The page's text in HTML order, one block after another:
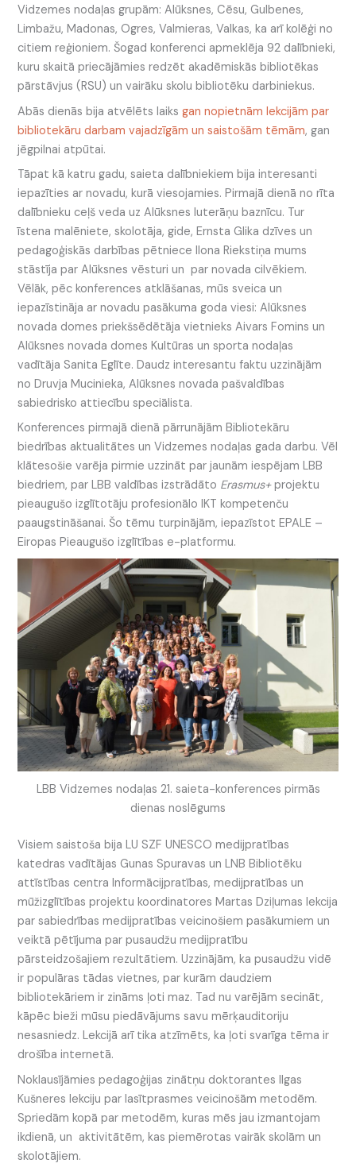
Vidzemes nodaļas grupām: Alūksnes, Cēsu, Gulbenes,
Limbažu, Madonas, Ogres, Valmieras, Valkas, ka arī kolēģi no
citiem reģioniem. Šogad konferenci apmeklēja 92 dalībnieki,
kuru skaitā priecājāmies redzēt akadēmiskās bibliotēkas
pārstāvjus (RSU) un vairāku skolu bibliotēku darbiniekus.
Abās dienās bija atvēlēts laiksgan nopietnām lekcijām par
bibliotekāru darbam vajadzīgām un saistošām tēmām, gan
jēgpilnai atpūtai.
Tāpat kā katru gadu, saieta dalībniekiem bija interesanti
iepazīties ar novadu, kurā viesojamies. Pirmajā dienā no rīta
dalībnieku ceļš veda uz Alūksnes luterāņu baznīcu. Tur
īstena malēniete, skolotāja, gide, Ernsta Glika dzīves un
pedagoģiskās darbības pētniece Ilona Riekstiņa mums
stāstīja par Alūksnes vēsturi un par novada cilvēkiem.
Vēlāk, pēc konferences atklāšanas, mūs sveica un
iepazīstināja ar novadu pasākuma goda viesi: Alūksnes
novada domes priekšsēdētāja vietnieks Aivars Fomins un
Alūksnes novada domes Kultūras un sporta nodaļas
vadītāja Sanita Eglīte. Daudz interesantu faktu uzzinājām
no Druvja Mucinieka, Alūksnes novada pašvaldības
sabiedrisko attiecību speciālista.
Konferences pirmajā dienā pārrunājām Bibliotekāru
biedrības aktualitātes un Vidzemes nodaļas gada darbu. Vēl
klātesošie varēja pirmie uzzināt par jaunām iespējam LBB
biedriem, par LBB valdības izstrādāto Erasmus+projektu
pieaugušo izglītotāju profesionālo IKT kompetenču
paaugstināšanai. Šo tēmu turpinājām, iepazīstot EPALE –
Eiropas Pieaugušo izglītības e-platformu.
LBB Vidzemes nodaļas 21. saieta-konferences pirmās
dienas noslēgums
Visiem saistoša bija LU SZF UNESCO medijpratības
katedras vadītājas Gunas Spuravas un LNB Bibliotēku
attīstības centra Informācijpratības, medijpratības un
mūžizglītības projektu koordinatores Martas Dziļumas lekcija
par sabiedrības medijpratības veicinošiem pasākumiem un
veiktā pētījuma par pusaudžu medijpratību
pārsteidzošajiem rezultātiem. Uzzinājām, ka pusaudžu vidē
ir populāras tādas vietnes, par kurām daudziem
bibliotekāriem ir zināms ļoti maz. Tad nu varējām secināt,
kāpēc bieži mūsu piedāvājums savu mērķauditoriju
nesasniedz. Lekcijā arī tika atzīmēts, ka ļoti svarīga tēma ir
drošība internetā.
Noklausījāmies pedagoģijas zinātņu doktorantes Ilgas
Kušneres lekciju par lasītprasmes veicinošām metodēm.
Spriedām kopā par metodēm, kuras mēs jau izmantojam
ikdienā, un aktivitātēm, kas piemērotas vairāk skolām un
skolotājiem.